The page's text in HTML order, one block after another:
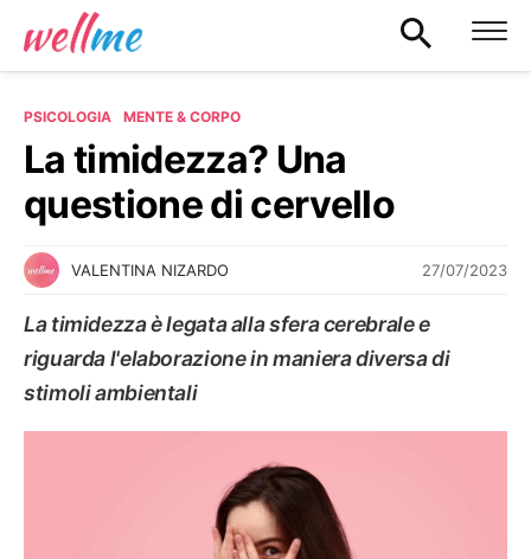
PSICOLOGIA MENTE & CORPO
La timidezza? Una
questione di cervello
VALENTINA NIZARDO 27/07/2023
La timidezza è legata alla sfera cerebrale e
riguarda l'elaborazione in maniera diversa di
stimoli ambientali